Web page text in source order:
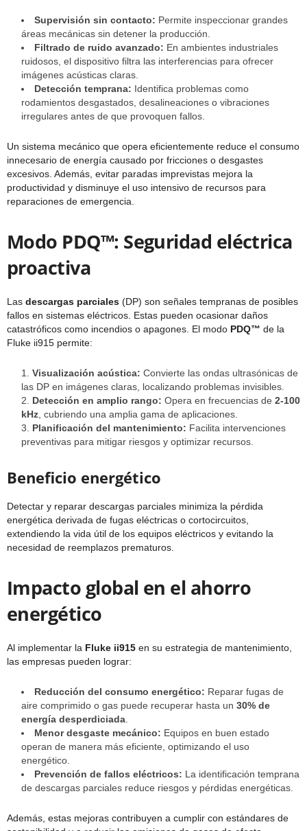
Supervisión sin contacto: Permite inspeccionar grandes
áreas mecánicas sin detener la producción.
Filtrado de ruido avanzado: En ambientes industriales
ruidosos, el dispositivo filtra las interferencias para ofrecer
imágenes acústicas claras.
Detección temprana: Identifica problemas como
rodamientos desgastados, desalineaciones o vibraciones
irregulares antes de que provoquen fallos.
Un sistema mecánico que opera eficientemente reduce el consumo
innecesario de energía causado por fricciones o desgastes
excesivos. Además, evitar paradas imprevistas mejora la
productividad y disminuye el uso intensivo de recursos para
reparaciones de emergencia.
Modo PDQ™: Seguridad eléctrica
proactiva
Las descargas parciales (DP) son señales tempranas de posibles
fallos en sistemas eléctricos. Estas pueden ocasionar daños
catastróficos como incendios o apagones. El modo PDQ™ de la
Fluke ii915 permite:
Visualización acústica: Convierte las ondas ultrasónicas de
las DP en imágenes claras, localizando problemas invisibles.
Detección en amplio rango: Opera en frecuencias de 2-100
kHz, cubriendo una amplia gama de aplicaciones.
Planificación del mantenimiento: Facilita intervenciones
preventivas para mitigar riesgos y optimizar recursos.
Beneficio energético
Detectar y reparar descargas parciales minimiza la pérdida
energética derivada de fugas eléctricas o cortocircuitos,
extendiendo la vida útil de los equipos eléctricos y evitando la
necesidad de reemplazos prematuros.
Impacto global en el ahorro
energético
Al implementar la Fluke ii915 en su estrategia de mantenimiento,
las empresas pueden lograr:
Reducción del consumo energético: Reparar fugas de
aire comprimido o gas puede recuperar hasta un 30% de
energía desperdiciada.
Menor desgaste mecánico: Equipos en buen estado
operan de manera más eficiente, optimizando el uso
energético.
Prevención de fallos eléctricos: La identificación temprana
de descargas parciales reduce riesgos y pérdidas energéticas.
Además, estas mejoras contribuyen a cumplir con estándares de